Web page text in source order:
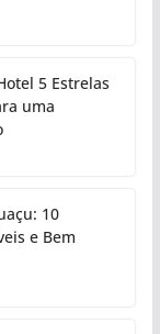
5 Estrelas
uma
10
e Bem